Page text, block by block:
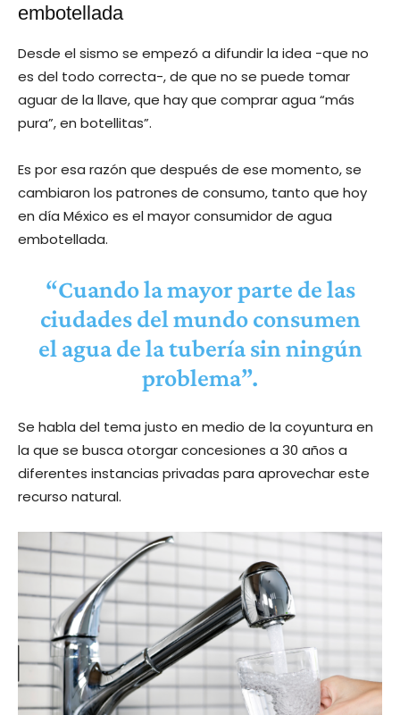
embotellada
Desde el sismo se empezó a difundir la idea -que no
es del todo correcta-, de que no se puede tomar
aguar de la llave, que hay que comprar agua “más
pura”, en botellitas”.
Es por esa razón que después de ese momento, se
cambiaron los patrones de consumo, tanto que hoy
en día México es el mayor consumidor de agua
embotellada.
“Cuando la mayor parte de las
ciudades del mundo consumen
el agua de la tubería sin ningún
problema”.
Se habla del tema justo en medio de la coyuntura en
la que se busca otorgar concesiones a 30 años a
diferentes instancias privadas para aprovechar este
recurso natural.